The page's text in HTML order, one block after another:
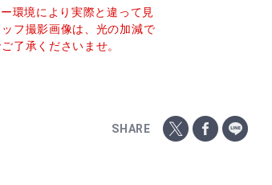
環境により実際と違って見
フ撮影画像は、光の加減で
了承くださいませ。
SHARE